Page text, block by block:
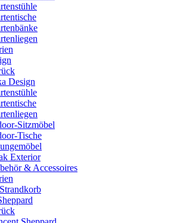
Design
Sitzmöbel
Tische
Exterior
& Accessoires